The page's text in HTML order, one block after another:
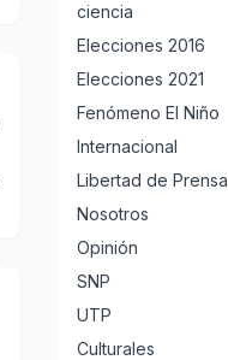
ciencia
Elecciones 2016
Elecciones 2021
Fenómeno El Niño
Internacional
Libertad de Prensa
Nosotros
Opinión
SNP
UTP
Culturales